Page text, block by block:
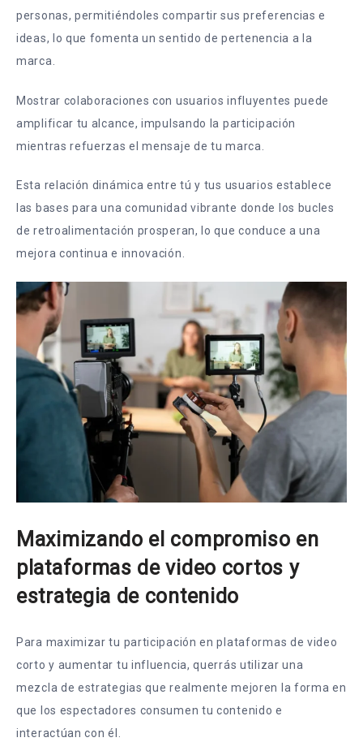
personas, permitiéndoles compartir sus preferencias e
ideas, lo que fomenta un sentido de pertenencia a la
marca.
Mostrar colaboraciones con usuarios influyentes puede
amplificar tu alcance, impulsando la participación
mientras refuerzas el mensaje de tu marca.
Esta relación dinámica entre tú y tus usuarios establece
las bases para una comunidad vibrante donde los bucles
de retroalimentación prosperan, lo que conduce a una
mejora continua e innovación.
Maximizando el compromiso en
plataformas de video cortos y
estrategia de contenido
Para maximizar tu participación en plataformas de video
corto y aumentar tu influencia, querrás utilizar una
mezcla de estrategias que realmente mejoren la forma en
que los espectadores consumen tu contenido e
interactúan con él.